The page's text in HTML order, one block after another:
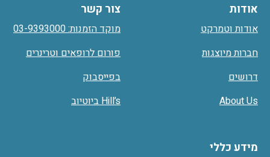
אודות
אודות וטמרקט
חברות מיוצגות
דרושים
About Us
מידע כללי
צור קשר
מוקד הזמנות: 03-9393000
פורום לרופאים וטרינרים
בפייסבוק
Hill’s ביוטיוב